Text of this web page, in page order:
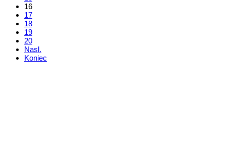
16
17
18
19
20
Nasl.
Koniec